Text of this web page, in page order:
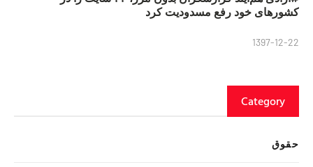
کشورهای خود رفع مسدودیت کرد
1397-12-22
Category
حقوق